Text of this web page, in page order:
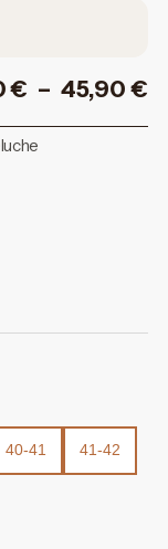
€ – 45,90€
40-41 41-42